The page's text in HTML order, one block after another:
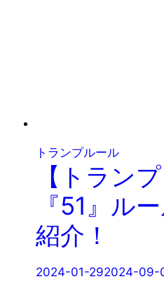
トランプルール
【トラン
『51』ル
紹介！
2024-01-292024-09-